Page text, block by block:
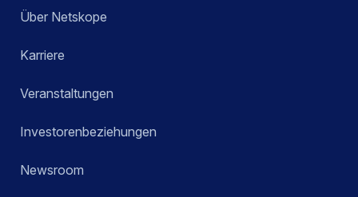
Über Netskope
Karriere
Veranstaltungen
Investorenbeziehungen
Newsroom